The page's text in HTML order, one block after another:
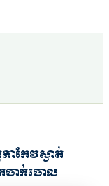
ាកែវស្ងាត់
ចាក់ចោល